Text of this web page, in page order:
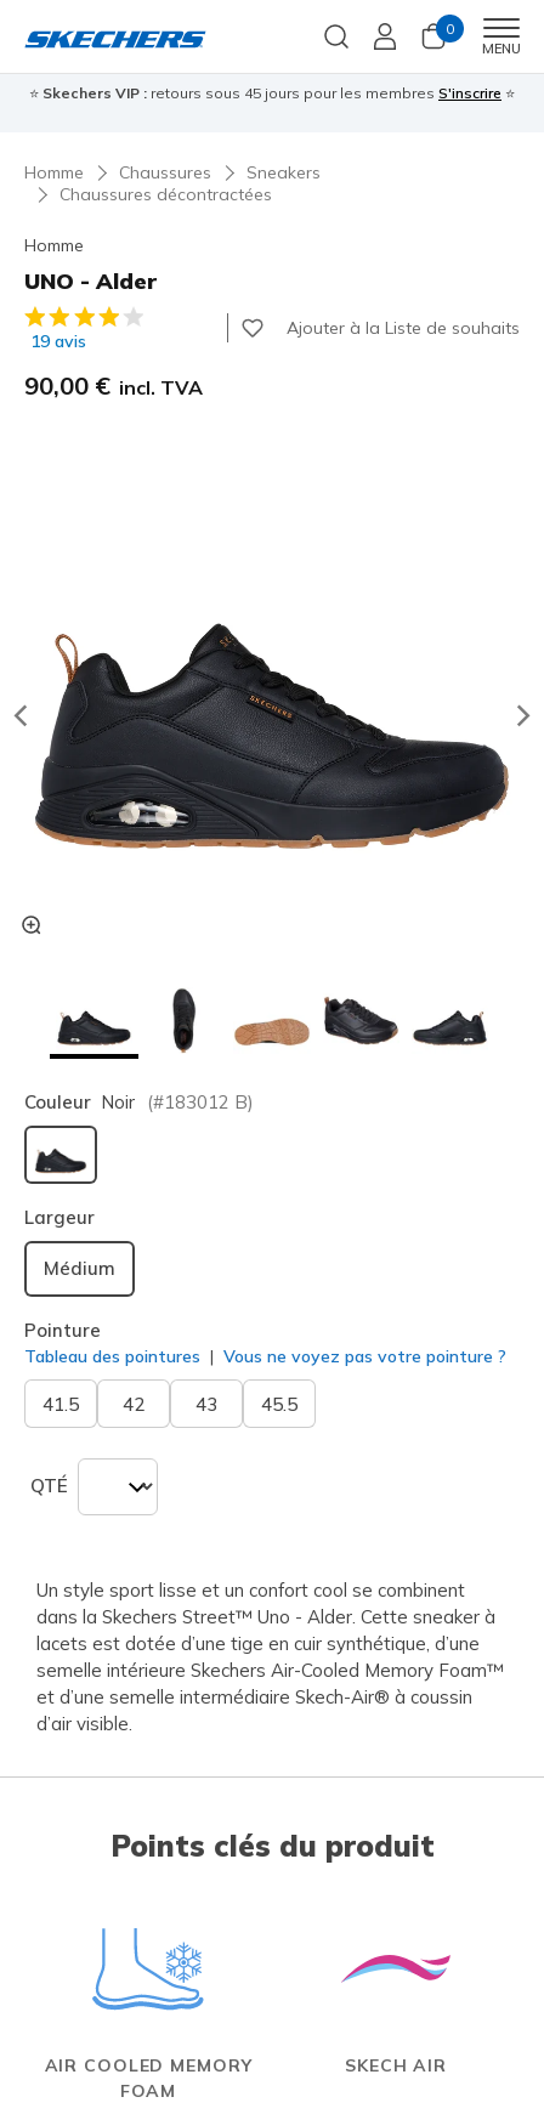
0
MENU
⭐ Skechers VIP : retours sous 45 jours pour les membres S'inscrire ⭐
Homme Chaussures
Sneakers
Chaussures décontractées
Homme
UNO - Alder
Évaluation client 5 sur 5
19 avis
Ajouter à la Liste de souhaits
90,00 € incl. TVA
Couleur Noir (#183012 B)
sélectionné
Largeur
Médium
Pointure
Tableau des pointures Vous ne voyez pas votre pointure ?
41.5 42 43 45.5
QTÉ
Un style sport lisse et un confort cool se combinent
dans la Skechers Street™ Uno - Alder. Cette sneaker à
lacets est dotée d’une tige en cuir synthétique, d’une
semelle intérieure Skechers Air-Cooled Memory Foam™
et d’une semelle intermédiaire Skech-Air® à coussin
d’air visible.
Points clés du produit
AIR COOLED MEMORY
FOAM
SKECH AIR